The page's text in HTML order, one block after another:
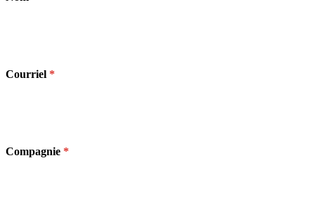
Courriel
Compagnie